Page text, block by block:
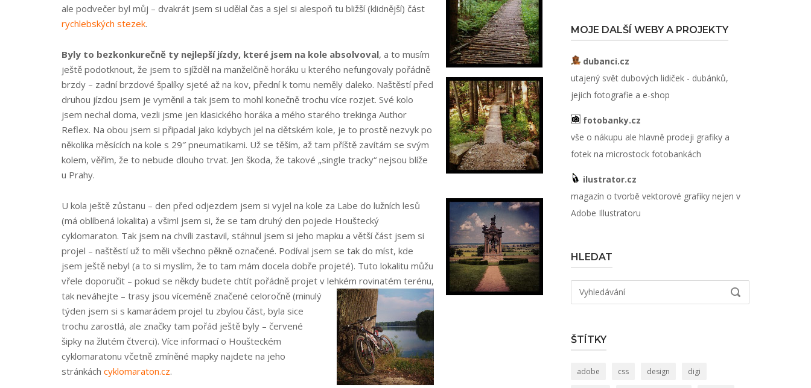
ale podvečer byl můj – dvakrát jsem si udělal čas a sjel si alespoň tu bližší (klidnější) část
rychlebských stezek.
Byly to bezkonkurečně ty nejlepší jízdy, které jsem na kole absolvoval, a to musím
ještě podotknout, že jsem to sjížděl na manželčině horáku u kterého nefungovaly pořádně
brzdy – zadní brzdové špalíky sjeté až na kov, přední k tomu neměly daleko. Naštěstí před
druhou jízdou jsem je vyměnil a tak jsem to mohl konečně trochu více rozjet. Své kolo
jsem nechal doma, vezli jsme jen klasického horáka a mého starého trekinga Author
Reflex. Na obou jsem si připadal jako kdybych jel na dětském kole, je to prostě nezvyk po
několika měsících na kole s 29″ pneumatikami. Už se těším, až tam příště zavítám se svým
kolem, věřím, že to nebude dlouho trvat. Jen škoda, že takové „single tracky“ nejsou blíže
u Prahy.
U kola ještě zůstanu – den před odjezdem jsem si vyjel na kole za Labe do lužních lesů
(má oblíbená lokalita) a všiml jsem si, že se tam druhý den pojede Houštecký
cyklomaraton. Tak jsem na chvíli zastavil, stáhnul jsem si jeho mapku a větší část jsem si
projel – naštěstí už to měli všechno pěkně označené. Podíval jsem se tak do míst, kde
jsem ještě nebyl (a to si myslím, že to tam mám docela dobře projeté). Tuto lokalitu můžu
vřele doporučit – pokud se někdy budete chtít pořádně projet v lehkém rovinatém terénu,
tak neváhejte – trasy jsou víceméně značené celoročně (minulý
týden jsem si s kamarádem projel tu zbylou část, byla sice
trochu zarostlá, ale značky tam pořád ještě byly – červené
šipky na žlutém čtverci). Více informací o Houšteckém
cyklomaratonu včetně zmíněné mapky najdete na jeho
stránkách cyklomaraton.cz.
MOJE DALŠÍ WEBY A PROJEKTY
dubanci.cz
utajený svět dubových lidiček - dubánků,
jejich fotografie a e-shop
fotobanky.cz
vše o nákupu ale hlavně prodeji grafiky a
fotek na microstock fotobankách
ilustrator.cz
magazín o tvorbě vektorové grafiky nejen v
Adobe Illustratoru
HLEDAT
Hledat:
VYHLEDÁVÁNÍ
ŠTÍTKY
adobe css design digi